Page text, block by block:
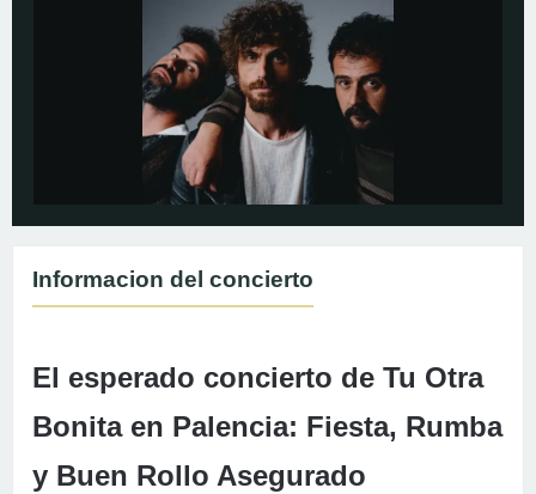
Informacion del concierto
El esperado concierto de Tu Otra
Bonita en Palencia: Fiesta, Rumba
y Buen Rollo Asegurado